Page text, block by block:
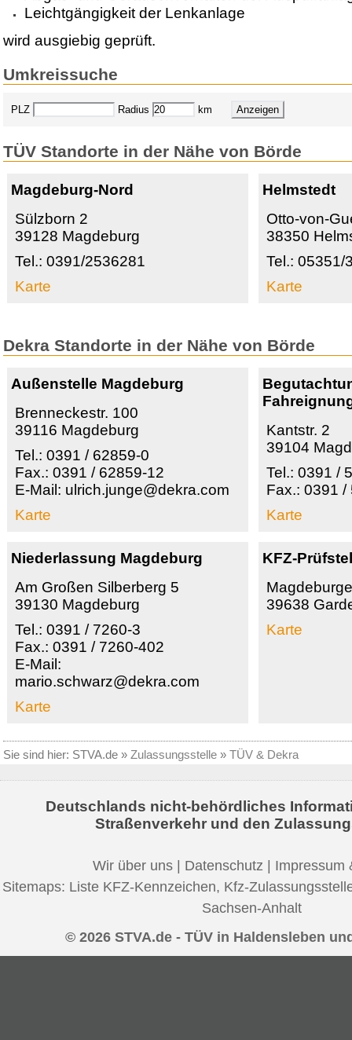
Leichtgängigkeit der Lenkanlage
wird ausgiebig geprüft.
Umkreissuche
PLZ Radius km
TÜV Standorte in der Nähe von Börde
Magdeburg-Nord
Sülzborn 2
39128 Magdeburg
Tel.: 0391/2536281
Karte
Helmstedt
Otto-von-
38350
Tel.: 05351/
Karte
Dekra Standorte in der Nähe von Börde
Außenstelle Magdeburg
Brenneckestr. 100
39116 Magdeburg
Tel.: 0391 / 62859-0
Fax.: 0391 / 62859-12
E-Mail: ulrich.junge@dekra.com
Karte
Kantstr. 2
39104
Tel.: 0391 /
Fax.: 0391 /
Karte
Niederlassung Magdeburg
Am Großen Silberberg 5
39130 Magdeburg
Tel.: 0391 / 7260-3
Fax.: 0391 / 7260-402
E-Mail:
mario.schwarz@dekra.com
Karte
KFZ-
39638
Karte
Sie sind hier: STVA.de » Zulassungsstelle » TÜV & Dekra
Deutschlands nicht-behördliches
Straßenverkehr und den
Wir über uns Datenschutz
Impressum
Sitemaps: Liste KFZ-Kennzeichen, Kfz-
Sachsen-Anhalt
© 2026 STVA.de - TÜV in Haldensleben